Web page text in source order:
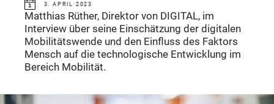
3. APRIL 2023
Matthias Rüther, Direktor von DIGITAL, im
Interview über seine Einschätzung der digitalen
Mobilitätswende und den Einfluss des Faktors
Mensch auf die technologische Entwicklung im
Bereich Mobilität.